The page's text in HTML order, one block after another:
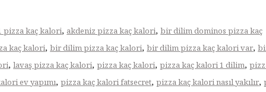
pizza kaç kalori, akdeniz pizza kaç kalori,bir dilim dominos pizza kaç
kaç kalori,bir dilim pizza kaç kalori,bir dilim pizza kaç kalori var,
,lavaş pizza kaç kalori,pizza kaç kalori,pizza kaç kalori 1 dilim,
ev yapımı,pizza kaç kalori fatsecret,pizza kaç kalori nasıl yakılır,